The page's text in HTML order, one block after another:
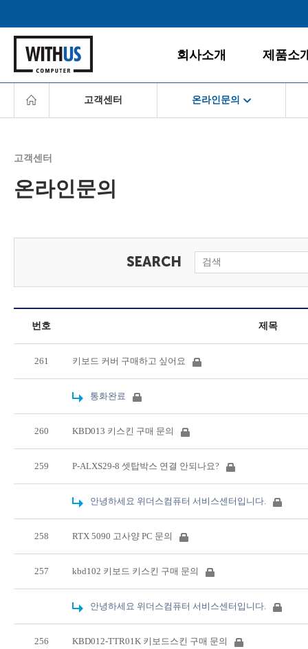
회사소개
회사소개
제품소
고객센터 온라인문의
FAQ
온라인문의
고객센터
온라인문의
번호 제목
261 키보드 커버 구매하고 싶어요
통화완료
260 KBD013 키스킨 구매 문의
259 P-ALXS29-8 셋탑박스 연결 안되나요?
안녕하세요 위더스컴퓨터 서비스센터입니다.
258 RTX 5090 고사양 PC 문의
257 kbd102 키보드 키스킨 구매 문의
안녕하세요 위더스컴퓨터 서비스센터입니다.
256 KBD012-TTR01K 키보드스킨 구매 문의